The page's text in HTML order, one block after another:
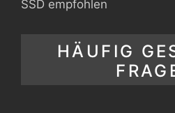
SSD empfohlen
HÄUFIG